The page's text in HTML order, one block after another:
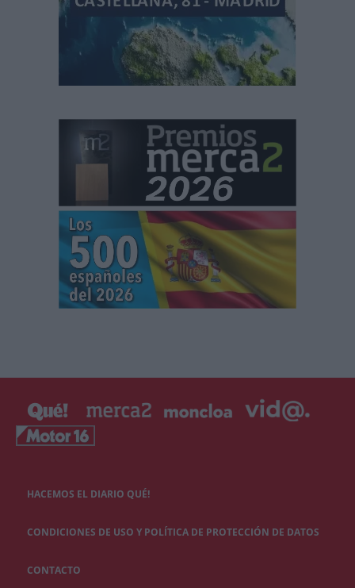
HACEMOS EL DIARIO QUÉ!
CONDICIONES DE USO Y POLÍTICA DE PROTECCIÓN DE DATOS
CONTACTO